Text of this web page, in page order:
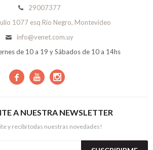
29007377
1077 esq Río Negro, Montevideo
info@venet.com.uy
de 10 a 19 y Sábados de 10 a 14hs
  
A NUESTRA NEWSLETTER
y recibí todas nuestras novedades!